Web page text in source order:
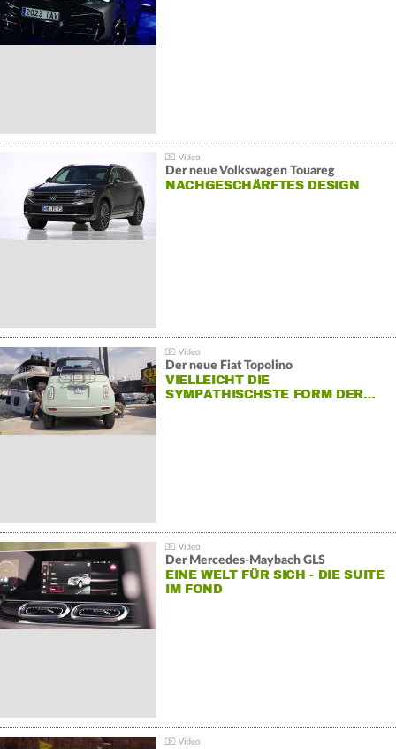
Der neue Volkswagen Touareg
NACHGESCHÄRFTES DESIGN
Der neue Fiat Topolino
VIELLEICHT DIE
SYMPATHISCHSTE FORM DER…
Der Mercedes‑Maybach GLS
EINE WELT FÜR SICH - DIE SUITE
IM FOND